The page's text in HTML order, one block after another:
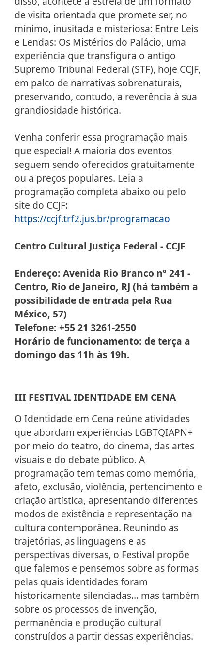
de visita orientada que promete ser, no
mínimo, inusitada e misteriosa: Entre Leis
e Lendas: Os Mistérios do Palácio, uma
experiência que transfigura o antigo
Supremo Tribunal Federal (STF), hoje CCJF,
em palco de narrativas sobrenaturais,
preservando, contudo, a reverência à sua
grandiosidade histórica.
Venha conferir essa programação mais
que especial! A maioria dos eventos
seguem sendo oferecidos gratuitamente
ou a preços populares. Leia a
programação completa abaixo ou pelo
site do CCJF:
https://ccjf.trf2.jus.br/programacao
Centro Cultural Justiça Federal - CCJF
Endereço: Avenida Rio Branco nº 241 -
Centro, Rio de Janeiro, RJ (há também a
possibilidade de entrada pela Rua
México, 57)
Telefone: +55 21 3261-2550
Horário de funcionamento: de terça a
domingo das 11h às 19h.
III FESTIVAL IDENTIDADE EM CENA
O Identidade em Cena reúne atividades
que abordam experiências LGBTQIAPN+
por meio do teatro, do cinema, das artes
visuais e do debate público. A
programação tem temas como memória,
afeto, exclusão, violência, pertencimento e
criação artística, apresentando diferentes
modos de existência e representação na
cultura contemporânea. Reunindo as
trajetórias, as linguagens e as
perspectivas diversas, o Festival propõe
que falemos e pensemos sobre as formas
pelas quais identidades foram
historicamente silenciadas… mas também
sobre os processos de invenção,
permanência e produção cultural
construídos a partir dessas experiências.